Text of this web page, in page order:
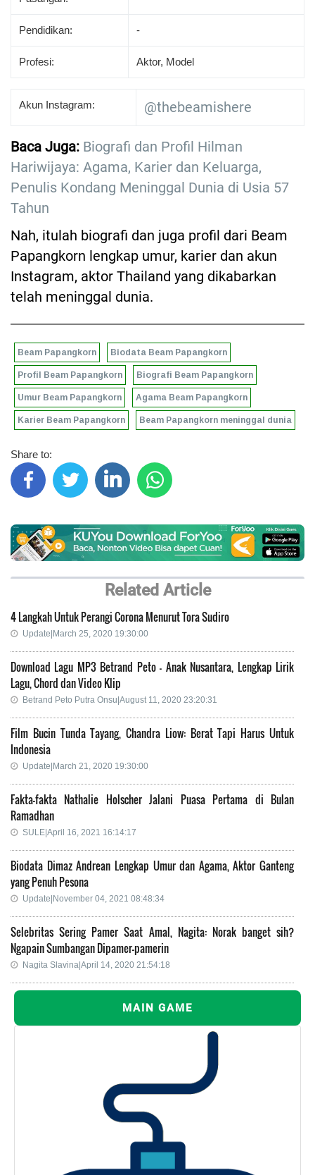
Pendidikan: -
Profesi: Aktor, Model
Akun Instagram: @thebeamishere
Baca Juga: Biografi dan Profil Hilman
Hariwijaya: Agama, Karier dan Keluarga,
Penulis Kondang Meninggal Dunia di Usia 57
Tahun
Nah, itulah biografi dan juga profil dari Beam
Papangkorn lengkap umur, karier dan akun
Instagram, aktor Thailand yang dikabarkan
telah meninggal dunia.
Beam Papangkorn Biodata Beam Papangkorn
Profil Beam Papangkorn Biografi Beam Papangkorn
Umur Beam Papangkorn Agama Beam Papangkorn
Karier Beam Papangkorn Beam Papangkorn meninggal dunia
Share to:
Related Article
4 Langkah Untuk Perangi Corona Menurut Tora Sudiro
Update|March 25, 2020 19:30:00
Download Lagu MP3 Betrand Peto - Anak Nusantara, Lengkap Lirik
Lagu, Chord dan Video Klip
Betrand Peto Putra Onsu|August 11, 2020 23:20:31
Film Bucin Tunda Tayang, Chandra Liow: Berat Tapi Harus Untuk
Indonesia
Update|March 21, 2020 19:30:00
Fakta-fakta Nathalie Holscher Jalani Puasa Pertama di Bulan
Ramadhan
SULE|April 16, 2021 16:14:17
Biodata Dimaz Andrean Lengkap Umur dan Agama, Aktor Ganteng
yang Penuh Pesona
Update|November 04, 2021 08:48:34
Selebritas Sering Pamer Saat Amal, Nagita: Norak banget sih?
Ngapain Sumbangan Dipamer-pamerin
Nagita Slavina|April 14, 2020 21:54:18
MAIN GAME